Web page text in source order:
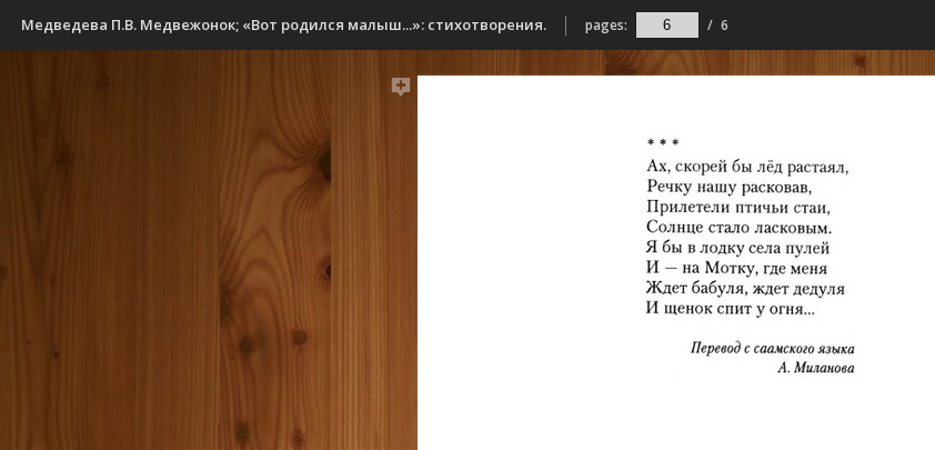
Медведева П.В. Медвежонок; «Вот родился малыш...»: стихотворения. pages: / 6